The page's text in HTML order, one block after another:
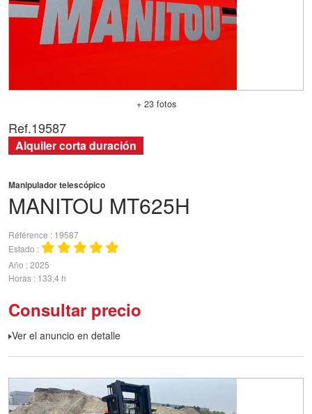
+ 23 fotos
MANITOU MT625H
Manipulador telescópico
Référence
19587
Estado
Año 2025
Horas 133,4 h
Consultar precio
Ver el anuncio en detalle
Ref.19587
Alquiler corta duración